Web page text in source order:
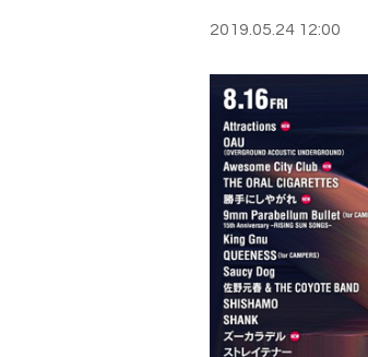
2019.05.24 12:00